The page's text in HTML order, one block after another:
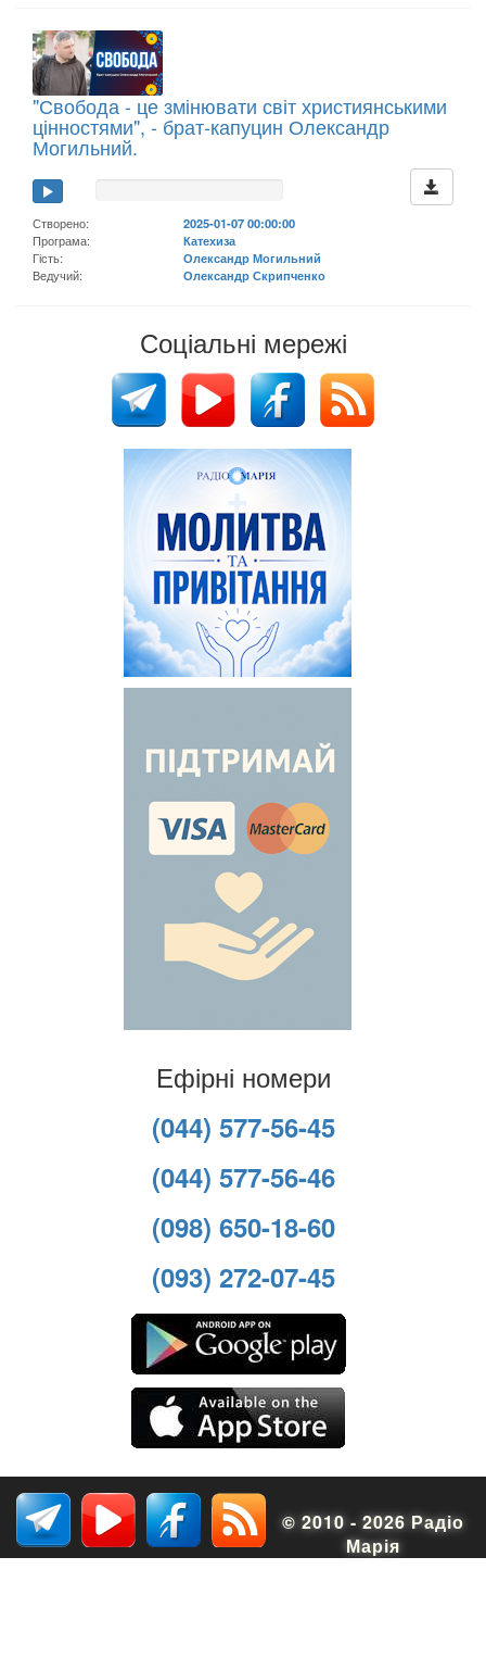
"Свобода - це змінювати світ християнськими
цінностями", - брат-капуцин Олександр
Могильний.
Створено:
2025-01-07 00:00:00
Програма:
Катехиза
Гість:
Олександр Могильний
Ведучий:
Олександр Скрипченко
Соціальні мережі
Ефірні номери
(044) 577-56-45
(044) 577-56-46
(098) 650-18-60
(093) 272-07-45
© 2010 - 2026 Радіо
Марія